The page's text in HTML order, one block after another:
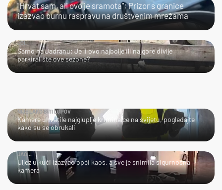
"Hrvat sam, ali ovo je sramota": Prizor s granice
izazvao burnu raspravu na društvenim mrežama
LOL
Samo na Jadranu: Je li ovo najbolje ili najgore divlje
parkiralište ove sezone?
NIJE LAKO BITI LOPOV
Kamere uhvatile najgluplje kriminalce na svijetu, pogledajte
kako su se obrukali
JAO...
Uljez u kući izazvao opći kaos, a sve je snimila sigurnosna
kamera